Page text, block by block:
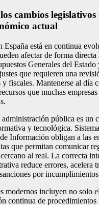
cambios legislativos
actual
España está en continua
afectar de forma directa
Generales del
que requieren una
fiscales. Mantenerse al día
que muchas
pública es un
y tecnológica.
Información obligan a las
que permitan comunicar
al real. La correcta
reduce errores, acelera
por
modernos incluyen no solo
continua de procedimientos